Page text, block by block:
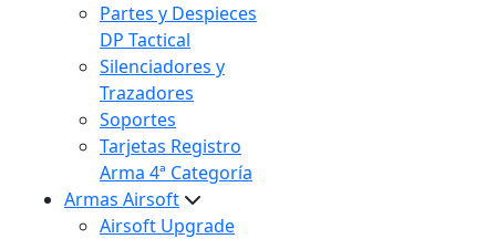
Partes y Despieces
DP Tactical
Silenciadores y
Trazadores
Soportes
Tarjetas Registro
Arma 4ª Categoría
Armas Airsoft
Airsoft Upgrade